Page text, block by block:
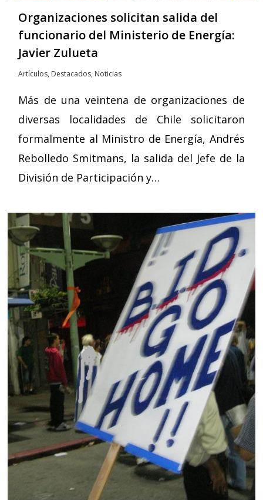
Organizaciones solicitan salida del
funcionario del Ministerio de Energía:
Javier Zulueta
Artículos, Destacados, Noticias
Más de una veintena de organizaciones de
diversas localidades de Chile solicitaron
formalmente al Ministro de Energía, Andrés
Rebolledo Smitmans, la salida del Jefe de la
División de Participación y…